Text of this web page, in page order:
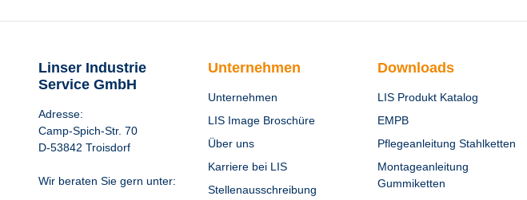
Linser Industrie
Service GmbH
Adresse:
Camp-Spich-Str. 70
D-53842 Troisdorf
Wir beraten Sie gern unter:
Unternehmen
Unternehmen
LIS Image Broschüre
Über uns
Karriere bei LIS
Stellenausschreibung
Downloads
LIS Produkt Katalog
EMPB
Pflegeanleitung Stahlketten
Montageanleitung
Gummiketten